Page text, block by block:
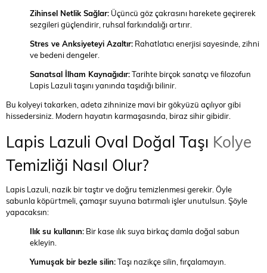
Zihinsel Netlik Sağlar: Üçüncü göz çakrasını harekete geçirerek
sezgileri güçlendirir, ruhsal farkındalığı artırır.
Stres ve Anksiyeteyi Azaltır: Rahatlatıcı enerjisi sayesinde, zihni
ve bedeni dengeler.
Sanatsal İlham Kaynağıdır:Tarihte birçok sanatçı ve filozofun
Lapis Lazuli taşını yanında taşıdığı bilinir.
Bu kolyeyi takarken, adeta zihninize mavi bir gökyüzü açılıyor gibi
hissedersiniz. Modern hayatın karmaşasında, biraz sihir gibidir.
Lapis Lazuli Oval Doğal Taşı Kolye
Temizliği Nasıl Olur?
Lapis Lazuli, nazik bir taştır ve doğru temizlenmesi gerekir. Öyle
sabunla köpürtmeli, çamaşır suyuna batırmalı işler unutulsun. Şöyle
yapacaksın:
Ilık su kullanın: Bir kase ılık suya birkaç damla doğal sabun
ekleyin.
Yumuşak bir bezle silin:Taşı nazikçe silin, fırçalamayın.